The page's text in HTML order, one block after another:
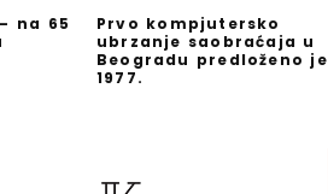
na 65
Prvo kompjutersko
ubrzanje saobraćaja u
Beogradu predloženo je
1977.